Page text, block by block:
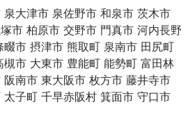
大津市 泉佐野市 和泉市 茨木市
市 柏原市 交野市 門真市 河内長野
市 摂津市 熊取町 泉南市 田尻町
市 大東市 豊能町 能勢町 富田林
南市 東大阪市 枚方市 藤井寺市
子町 千早赤阪村 箕面市 守口市